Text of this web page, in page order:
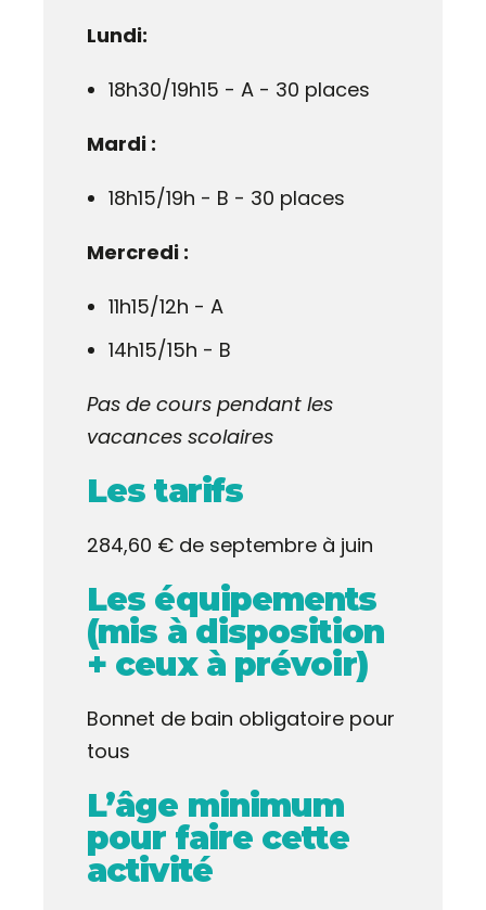
Lundi:
18h30/19h15 - A - 30 places
Mardi :
18h15/19h - B - 30 places
Mercredi :
11h15/12h - A
14h15/15h - B
Pas de cours pendant les
vacances scolaires
Les tarifs
284,60 € de septembre à juin
Les équipements
(mis à disposition
+ ceux à prévoir)
Bonnet de bain obligatoire pour
tous
L’âge minimum
pour faire cette
activité